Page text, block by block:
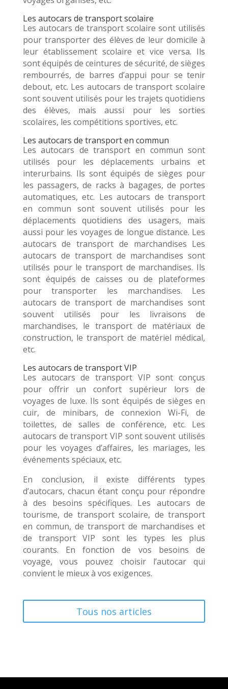
Les autocars de transport scolaire
Les autocars de transport scolaire sont utilisés
pour transporter des élèves de leur domicile à
leur établissement scolaire et vice versa. Ils
sont équipés de ceintures de sécurité, de sièges
rembourrés, de barres d’appui pour se tenir
debout, etc. Les autocars de transport scolaire
sont souvent utilisés pour les trajets quotidiens
des élèves, mais aussi pour les sorties
scolaires, les compétitions sportives, etc.
Les autocars de transport en commun
Les autocars de transport en commun sont
utilisés pour les déplacements urbains et
interurbains. Ils sont équipés de sièges pour
les passagers, de racks à bagages, de portes
automatiques, etc. Les autocars de transport
en commun sont souvent utilisés pour les
déplacements quotidiens des usagers, mais
aussi pour les voyages de longue distance. Les
autocars de transport de marchandises Les
autocars de transport de marchandises sont
utilisés pour le transport de marchandises. Ils
sont équipés de caisses ou de plateformes
pour transporter les marchandises. Les
autocars de transport de marchandises sont
souvent utilisés pour les livraisons de
marchandises, le transport de matériaux de
construction, le transport de matériel médical,
etc.
Les autocars de transport VIP
Les autocars de transport VIP sont conçus
pour offrir un confort supérieur lors de
voyages de luxe. Ils sont équipés de sièges en
cuir, de minibars, de connexion Wi-Fi, de
toilettes, de salles de conférence, etc. Les
autocars de transport VIP sont souvent utilisés
pour les voyages d’affaires, les mariages, les
événements spéciaux, etc.
En conclusion, il existe différents types
d’autocars, chacun étant conçu pour répondre
à des besoins spécifiques. Les autocars de
tourisme, de transport scolaire, de transport
en commun, de transport de marchandises et
de transport VIP sont les types les plus
courants. En fonction de vos besoins de
voyage, vous pouvez choisir l’autocar qui
convient le mieux à vos exigences.
Tous nos articles